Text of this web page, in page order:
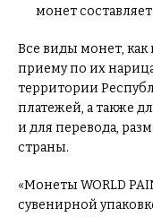
монет
Все виды монет, как
приему по их
территории
платежей, а также
и для перевода,
страны.
«Монеты WORLD
сувенирной